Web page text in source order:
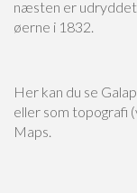
næsten er
øerne i 1832.
Her kan du se
eller som topografi
Maps.